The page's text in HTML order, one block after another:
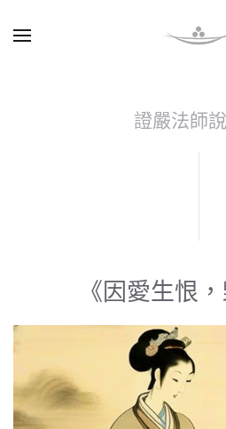
證嚴法師
《因愛生恨